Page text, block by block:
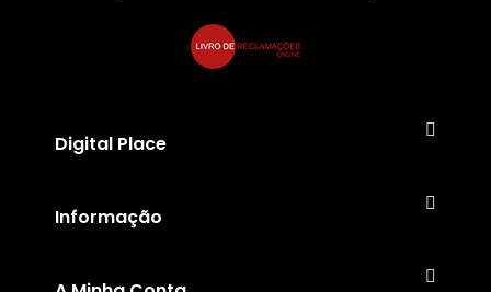
Digital Place
Informação